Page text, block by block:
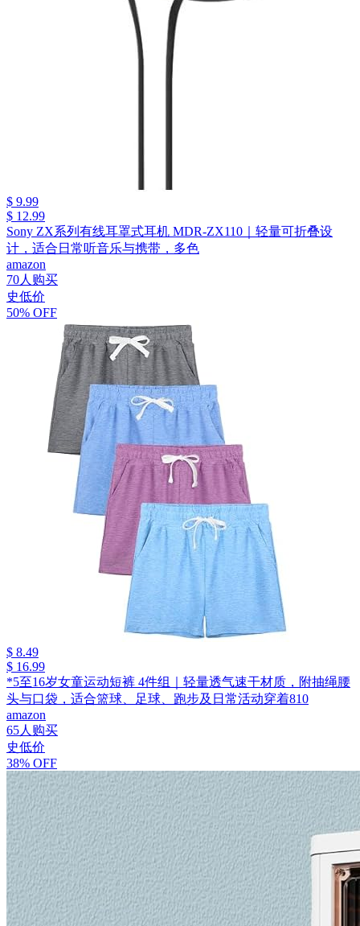
$ 9.99
$ 12.99
Sony ZX系列有线耳罩式耳机 MDR-ZX110｜轻量可折叠设
计，适合日常听音乐与携带，多色
amazon
70人购买
史低价
50% OFF
$ 8.49
$ 16.99
*5至16岁女童运动短裤 4件组｜轻量透气速干材质，附抽绳腰
头与口袋，适合篮球、足球、跑步及日常活动穿着810
amazon
65人购买
史低价
38% OFF